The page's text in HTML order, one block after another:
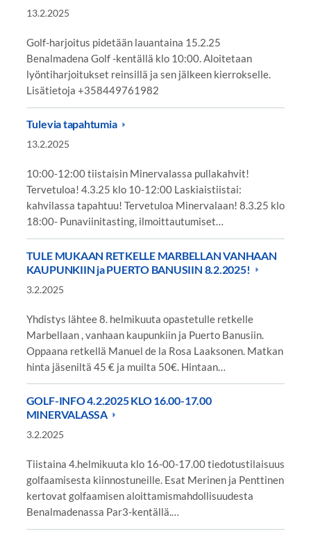
13.2.2025
Golf-harjoitus pidetään lauantaina 15.2.25
Benalmadena Golf -kentällä klo 10:00. Aloitetaan
lyöntiharjoitukset reinsillä ja sen jälkeen kierrokselle.
Lisätietoja +358449761982
Tulevia tapahtumia
13.2.2025
10:00-12:00 tiistaisin Minervalassa pullakahvit!
Tervetuloa! 4.3.25 klo 10-12:00 Laskiaistiistai:
kahvilassa tapahtuu! Tervetuloa Minervalaan! 8.3.25 klo
18:00- Punaviinitasting, ilmoittautumiset…
TULE MUKAAN RETKELLE MARBELLAN VANHAAN
KAUPUNKIIN ja PUERTO BANUSIIN 8.2.2025!
3.2.2025
Yhdistys lähtee 8. helmikuuta opastetulle retkelle
Marbellaan , vanhaan kaupunkiin ja Puerto Banusiin.
Oppaana retkellä Manuel de la Rosa Laaksonen. Matkan
hinta jäseniltä 45 € ja muilta 50€. Hintaan…
GOLF-INFO 4.2.2025 KLO 16.00-17.00
MINERVALASSA
3.2.2025
Tiistaina 4.helmikuuta klo 16-00-17.00 tiedotustilaisuus
golfaamisesta kiinnostuneille. Esat Merinen ja Penttinen
kertovat golfaamisen aloittamismahdollisuudesta
Benalmadenassa Par3-kentällä.…